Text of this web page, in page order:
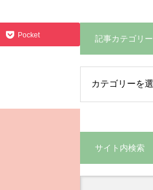
Pocket 記事カテゴリー
サイト内検索